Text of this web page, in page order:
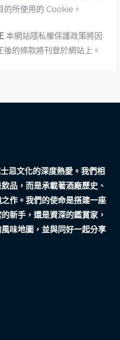
的所使用的 Cookie。
本網站隱私權保護政策將因
的條款將刊登於網站上。
文化的深度熱愛。我們相
品，而是承載著酒廠歷史、
作。我們的使命是搭建一座
新手，還是資深的鑑賞家，
味地圖，並與同好一起分享